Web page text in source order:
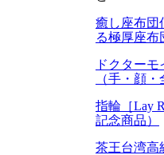
癒し座布団
る極厚座布
ドクター
（手・顔・
指輪［Lay
記念商品）
茶王台湾高